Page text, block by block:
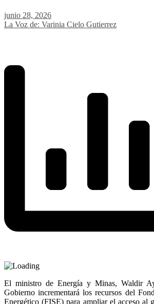
junio 28, 2026
La Voz de: Varinia Cielo Gutierrez
El ministro de Energía y Minas, Waldir
Gobierno incrementará los recursos del
Energético (FISE) para ampliar el acceso al